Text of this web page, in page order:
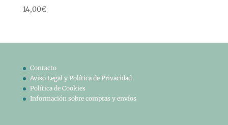
14,00€
Contacto
Aviso Legal y Política de Privacidad
Política de Cookies
Información sobre compras y envíos